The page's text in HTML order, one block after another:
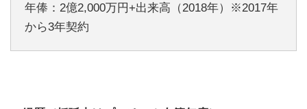
年俸：2億2,000万円+出来高（2018年）※2017年
から3年契約